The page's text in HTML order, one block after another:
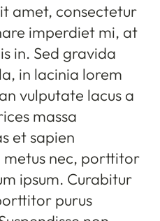
amet, consectetur
imperdiet mi, at
in. Sed gravida
in lacinia lorem
vulputate lacus a
massa
et sapien
metus nec, porttitor
ipsum. Curabitur
purus